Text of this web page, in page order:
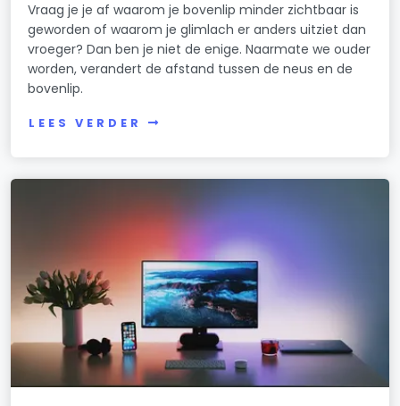
Vraag je je af waarom je bovenlip minder zichtbaar is
geworden of waarom je glimlach er anders uitziet dan
vroeger? Dan ben je niet de enige. Naarmate we ouder
worden, verandert de afstand tussen de neus en de
bovenlip.
LEES VERDER